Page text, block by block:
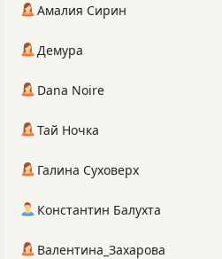
Амалия Сирин
Демура
Dana Noire
Тай Ночка
Галина Суховерх
Константин Балухта
Валентина_Захарова